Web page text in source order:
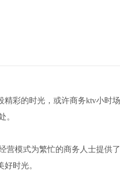
彩的时光，或许商务ktv小时
。
营模式为繁忙的商务人士提供
时光。